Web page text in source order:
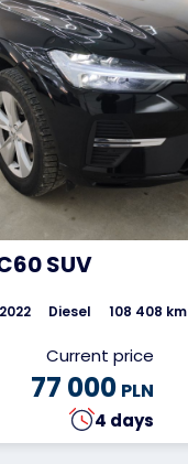
SUV
2022 Diesel 108 408 km
Current price
77 000 PLN
4 days